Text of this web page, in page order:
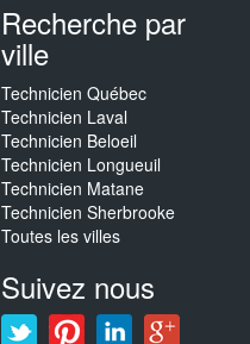
Recherche par
ville
Technicien Québec
Technicien Laval
Technicien Beloeil
Technicien Longueuil
Technicien Matane
Technicien Sherbrooke
Toutes les villes
Suivez nous